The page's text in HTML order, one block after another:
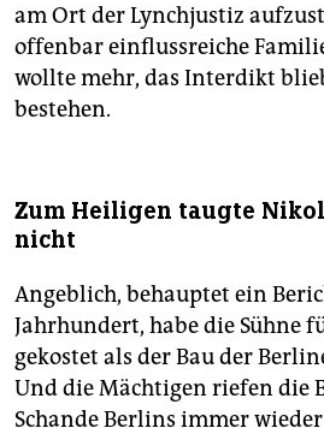
am Ort der Lynchjustiz
offenbar einflussreiche
wollte mehr, das Interdikt
bestehen.
Zum Heiligen taugte
nicht
Angeblich, behauptet ein
Jahrhundert, habe die Sühne
gekostet als der Bau der
Und die Mächtigen riefen die
Schande Berlins immer